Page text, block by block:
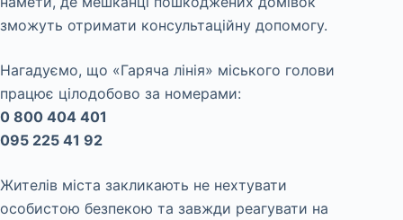
зможуть отримати консультаційну допомогу.
Нагадуємо, що «Гаряча лінія» міського голови
працює цілодобово за номерами:
0 800 404 401
095 225 41 92
Жителів міста закликають не нехтувати
особистою безпекою та завжди реагувати на